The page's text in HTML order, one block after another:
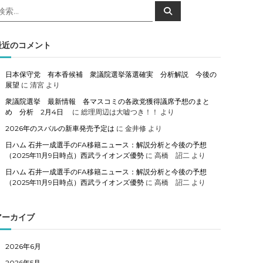
検
索
近のコメント
日本保守党 有本香候補 衆議院選挙落選確実 分析解説 今後の
展望 に清宮 より
衆議院選挙 最新情報 各マスコミの各政党獲得議席予想のまと
め 分析 2月4日
に総理周辺は大嘘つき！！ より
2026年のスバルの新車発売予定は に金井修 より
日ハム 石井一成選手のFA移籍ニュース：解説分析と今後の予想
（2025年11月9日時点）西武ライオンズ優勢 に高橋 詔二 より
日ハム 石井一成選手のFA移籍ニュース：解説分析と今後の予想
（2025年11月9日時点）西武ライオンズ優勢 に高橋 詔二 より
ーカイブ
2026年6月